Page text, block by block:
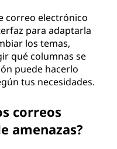
correo electrónico
para adaptarla
los temas,
qué columnas se
puede hacerlo
tus necesidades.
correos
amenazas?